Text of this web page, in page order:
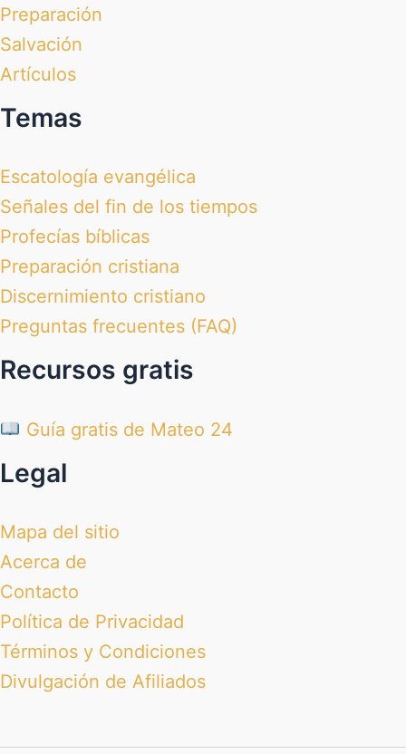
Preparación
Salvación
Artículos
Temas
Escatología evangélica
Señales del fin de los tiempos
Profecías bíblicas
Preparación cristiana
Discernimiento cristiano
Preguntas frecuentes (FAQ)
Recursos gratis
Guía gratis de Mateo 24
Legal
Mapa del sitio
Acerca de
Contacto
Política de Privacidad
Términos y Condiciones
Divulgación de Afiliados